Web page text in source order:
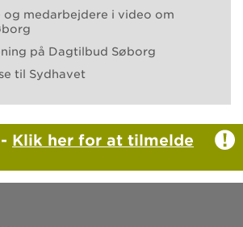
og medarbejdere i video om
på Dagtilbud Søborg
til Sydhavet
Klik her for at tilmelde